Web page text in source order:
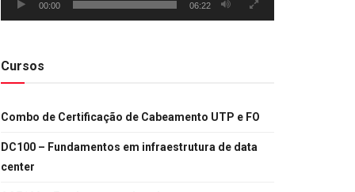
00:00 06:22
Cursos
Combo de Certificação de Cabeamento UTP e FO
DC100 – Fundamentos em infraestrutura de data
center